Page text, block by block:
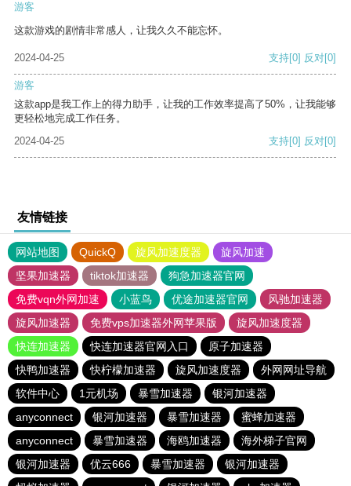
游客
这款游戏的剧情非常感人，让我久久不能忘怀。
2024-04-25 支持[0] 反对[0]
游客
这款app是我工作上的得力助手，让我的工作效率提高了50%，让我能够
更轻松地完成工作任务。
2024-04-25
支持[0] 反对[0]
友情链接
网站地图 QuickQ 旋风加速度器
旋风加速
坚果加速器
tiktok加速器
狗急加速器官网
免费vqn外网加速
小蓝鸟 优途加速器官网
风驰加速器
旋风加速器
免费vps加速器外网苹果版
旋风加速度器
快连加速器
快连加速器官网入口
原子加速器
快鸭加速器
快柠檬加速器 旋风加速度器
外网网址导航
软件中心
1元机场 暴雪加速器
银河加速器
anyconnect
银河加速器 暴雪加速器
蜜蜂加速器
anyconnect
暴雪加速器 海鸥加速器
海外梯子官网
银河加速器
优云666 暴雪加速器
银河加速器